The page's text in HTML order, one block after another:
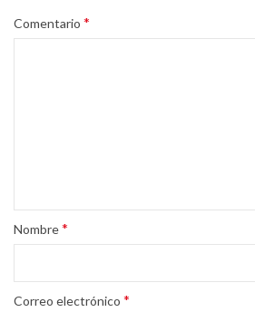
Comentario *
Nombre*
Correo electrónico *